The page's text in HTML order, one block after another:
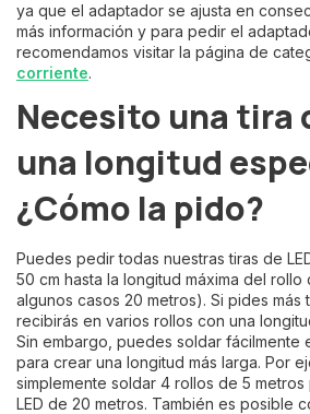
ya que el adaptador se ajusta en
más información y para pedir el
recomendamos visitar la página de
corriente.
Necesito una tira
una longitud
¿Cómo la pido?
Puedes pedir todas nuestras tiras de
50 cm hasta la longitud máxima del rollo
algunos casos 20 metros). Si pides más
recibirás en varios rollos con una
Sin embargo, puedes soldar fácilmente
para crear una longitud más larga. Por
simplemente soldar 4 rollos de 5
LED de 20 metros. También es posible